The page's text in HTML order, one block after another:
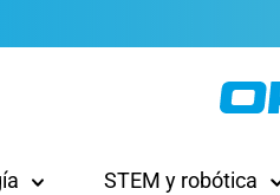
STEM y robótica